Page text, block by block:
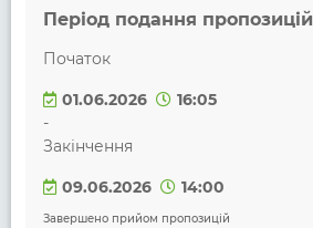
Період подання пропозицій
Початок
01.06.2026
16:05
-
Закінчення
09.06.2026 14:00
Завершено прийом пропозицій